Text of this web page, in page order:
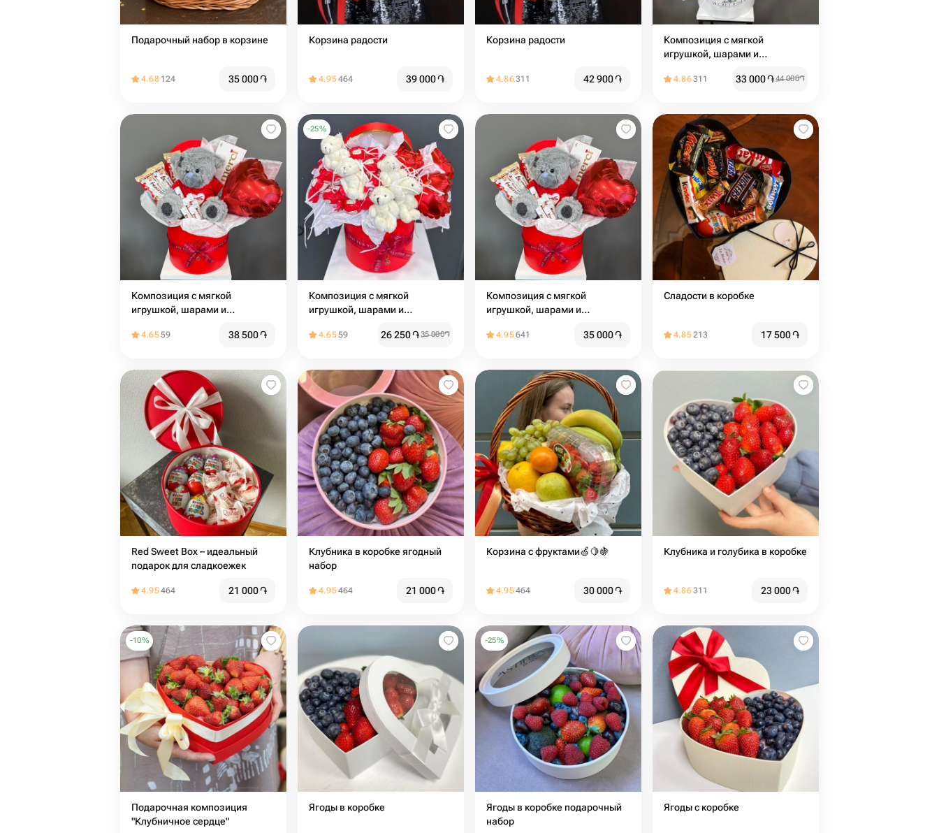
Подарочный набор в корзине
4.68 124 35 000֏
Корзина радости
4.95464 39 000֏
Корзина радости
4.86311 42 900֏
Композиция с мягкой
игрушкой, шарами и
4.86311 33 000֏44 000֏
Композиция с мягкой
игрушкой, шарами и
4.6559 38 500֏
-25%
Композиция с мягкой
игрушкой, шарами и
4.6559 26 250֏35 000֏
Композиция с мягкой
игрушкой, шарами и
4.95641 35 000֏
Сладости в коробке
4.85213 17 500֏
Red Sweet Box – идеальный
подарок для сладкоежек
4.95464 21 000֏
Клубника в коробке ягодный
набор
4.95464 21 000֏
Корзина с фруктами🍏🍋🍇
4.95464 30 000֏
Клубника и голубика в коробке
4.86311 23 000֏
-10%
Подарочная композиция
"Клубничное сердце"
Ягоды в коробке
-25%
Ягоды в коробке подарочный
набор
Ягоды с коробке